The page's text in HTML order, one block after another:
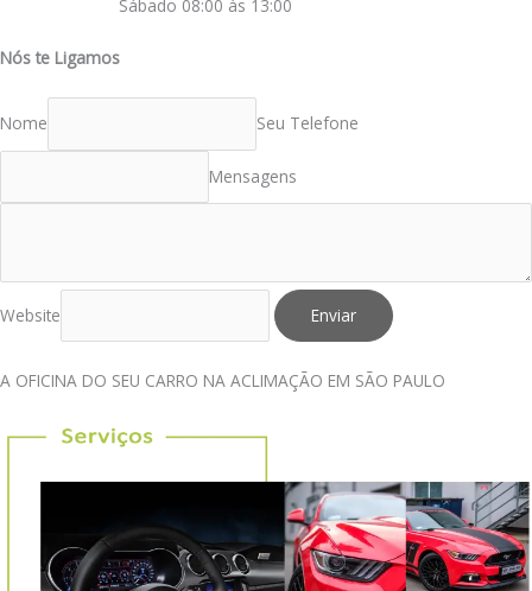
Sábado 08:00 às 13:00
Nós te Ligamos
Nome Seu Telefone
Mensagens
Website Enviar
A OFICINA DO SEU CARRO NA ACLIMAÇÃO EM SÃO PAULO